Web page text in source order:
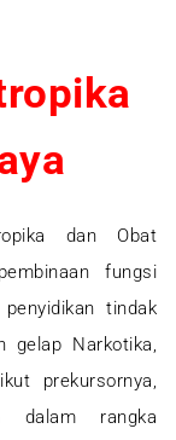
dan Obat
fungsi
tindak
gelap Narkotika,
prekursornya,
dalam rangka